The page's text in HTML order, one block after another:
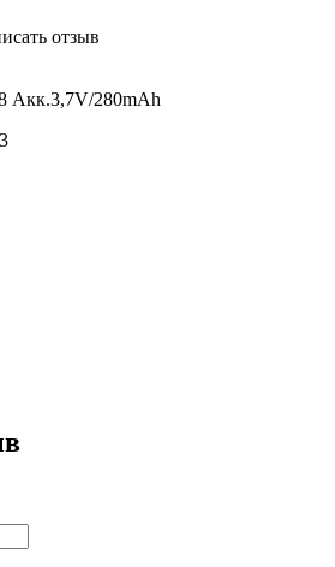
отзыв
Акк.3,7V/280mAh